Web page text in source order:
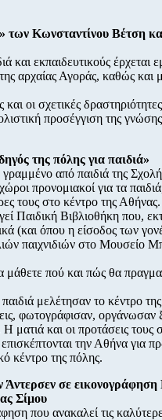
των Κωνσταντίνου Βέτση
και εκπαιδευτικούς έρχεται
αρχαίας Αγοράς, καθώς και
οι σχετικές
προσέγγιση της
της πόλης για παιδιά»
από παιδιά της
προνομιακοί για τα
τους στο κέντρο της Αθήνας.
Παιδική Βιβλιοθήκη που,
(και όπου η είσοδος των
παιχνιδιών στο Μουσείο
μάθετε πού και πώς θα
μελέτησαν το κέντρο
φωτογράφισαν, οργάνωσαν
ματιά και οι προτάσεις τους
την Αθήνα για
κέντρο της πόλης.
σε
Σίμου
που ανακαλεί τις